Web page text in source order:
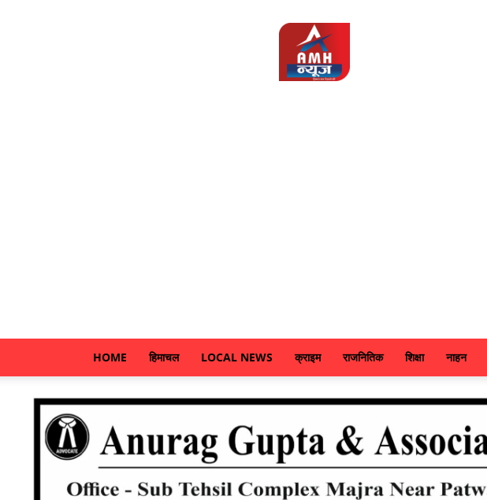
HOME हिमाचल LOCAL NEWS क्राइम राजनितिक शिक्षा नाहन